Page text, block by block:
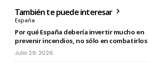
También te puede interesar
España
Por qué España debería invertir mucho en
prevenir incendios, no sólo en combatirlos
Julio 29, 2026